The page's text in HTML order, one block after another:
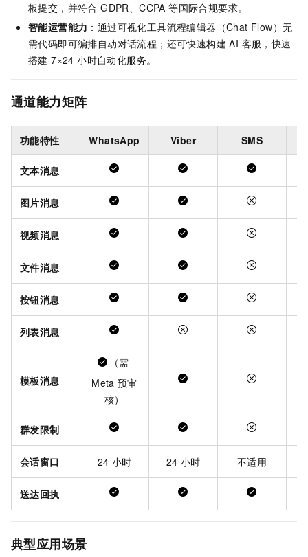
板提交，并符合 GDPR、CCPA 等国际合规要求。
智能运营能力 ：通过可视化工具流程编辑器（Chat Flow）无
需代码即可编排自动对话流程；还可快速构建 AI 客服，快速
搭建 7×24 小时自动化服务。
通道能力矩阵
功能特性 WhatsApp Viber SMS
文本消息
图片消息
视频消息
文件消息
按钮消息
列表消息
模板消息
（需
Meta 预审
核）
群发限制
会话窗口 24 小时 24 小时 不适用
送达回执
典型应用场景